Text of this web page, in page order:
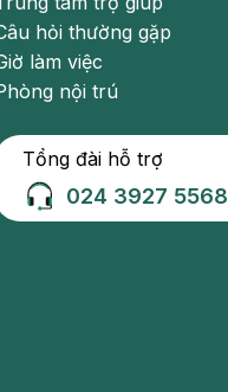
hỏi thường gặp
làm việc
nội trú
Tổng đài hỗ trợ
024 3927 5568